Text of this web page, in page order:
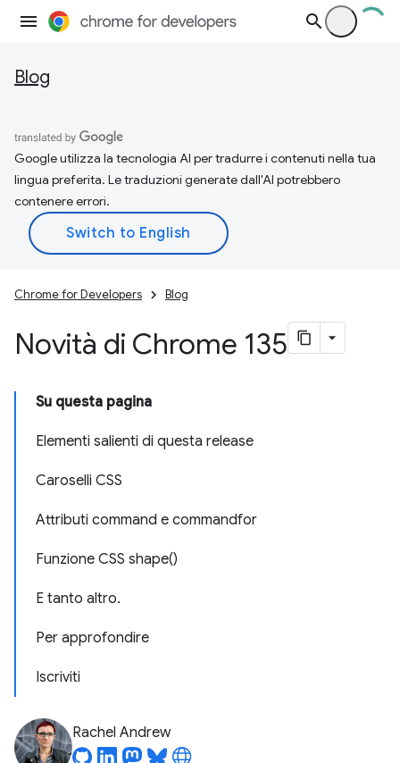
Blog
Google utilizza la tecnologia AI per tradurre i contenuti nella tua
lingua preferita. Le traduzioni generate dall'AI potrebbero
contenere errori.
Chrome for Developers Blog
Novità di Chrome 135
Su questa pagina
Elementi salienti di questa release
Caroselli CSS
Attributi command e commandfor
Funzione CSS shape()
E tanto altro.
Per approfondire
Iscriviti
Rachel Andrew